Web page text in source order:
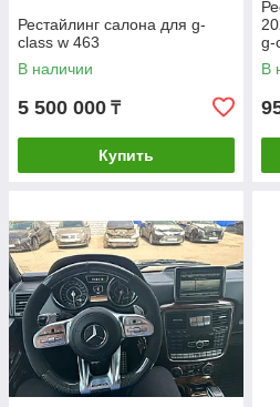
Рестайлинг салона для g-
class w 463
В наличии
5 500 000 ₸
Купить
g-
В